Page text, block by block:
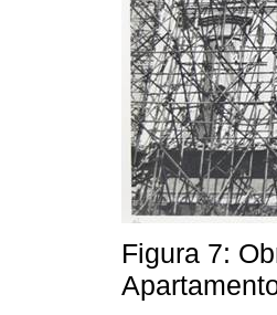
Figura 7: